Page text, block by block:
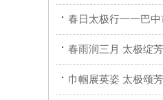
春日太极行一一巴
春雨润三月 太极绽
巾帼展英姿 太极颂